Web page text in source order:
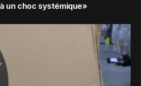
un choc systémique»